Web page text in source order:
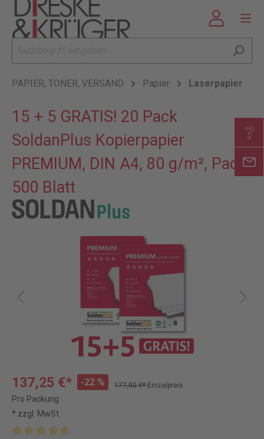
PAPIER, TONER, VERSAND Papier Laserpapier
15 + 5 GRATIS! 20 Pack
SoldanPlus Kopierpapier
PREMIUM, DIN A4, 80 g/m², Pack:
500 Blatt
137,25 €* -22 % 177,00 €*Einzelpreis
Pro Packung
* zzgl. MwSt.